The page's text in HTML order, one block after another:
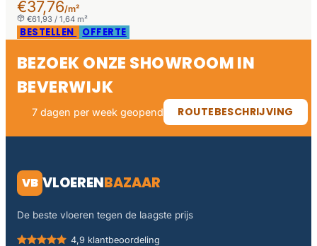
€37,76/m²
€61,93 / 1,64 m²
BESTELLEN OFFERTE
BEZOEK ONZE SHOWROOM IN
BEVERWIJK
7 dagen per week geopend ROUTEBESCHRIJVING
VB VLOERENBAZAAR
De beste vloeren tegen de laagste prijs
4,9 klantbeoordeling